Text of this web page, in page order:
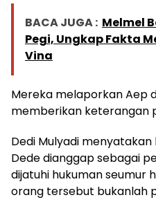
BACA JUGA : Melmel
Pegi, Ungkap Fakta
Vina
Mereka melaporkan Aep
memberikan keterangan
Dedi Mulyadi
Dede dianggap sebagai
dijatuhi hukuman seumur
orang tersebut bukanlah